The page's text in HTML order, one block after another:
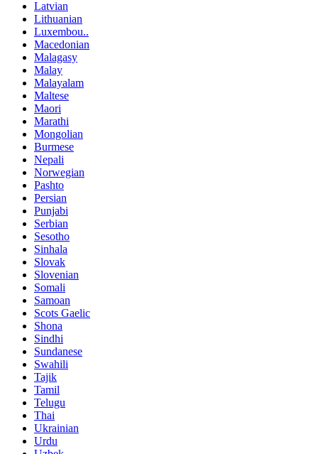
Latvian
Lithuanian
Luxembou..
Macedonian
Malagasy
Malay
Malayalam
Maltese
Maori
Marathi
Mongolian
Burmese
Nepali
Norwegian
Pashto
Persian
Punjabi
Serbian
Sesotho
Sinhala
Slovak
Slovenian
Somali
Samoan
Scots Gaelic
Shona
Sindhi
Sundanese
Swahili
Tajik
Tamil
Telugu
Thai
Ukrainian
Urdu